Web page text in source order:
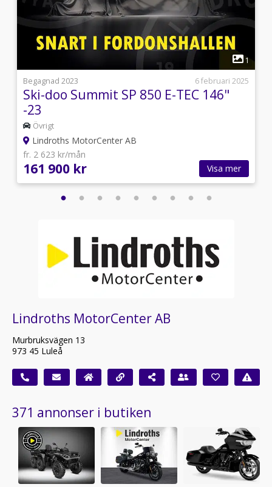
1
Begagnad 2023
6 februari 2025
Ski-doo Summit SP 850 E-TEC 146"
-23
Övrigt
Lindroths MotorCenter AB
fr. 2 623 kr/mån
161 900 kr Visa mer
Lindroths MotorCenter AB
Murbruksvägen 13
973 45 Luleå
371 annonser i butiken